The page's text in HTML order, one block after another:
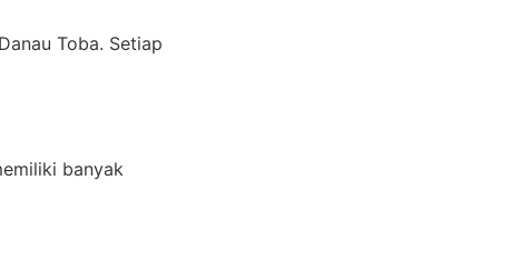
Toba. Setiap
banyak